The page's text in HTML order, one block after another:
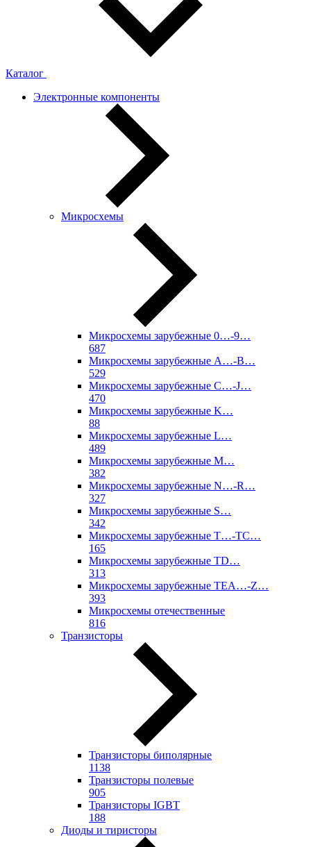
Каталог
Электронные компоненты
Микросхемы
Микросхемы зарубежные 0…-9…
687
Микросхемы зарубежные A…-B…
529
Микросхемы зарубежные C…-J…
470
Микросхемы зарубежные K…
88
Микросхемы зарубежные L…
489
Микросхемы зарубежные M…
382
Микросхемы зарубежные N…-R…
327
Микросхемы зарубежные S…
342
Микросхемы зарубежные T…-TC…
165
Микросхемы зарубежные TD…
313
Микросхемы зарубежные TEA…-Z…
393
Микросхемы отечественные
816
Транзисторы
Транзисторы биполярные
1138
Транзисторы полевые
905
Транзисторы IGBT
188
Диоды и тиристоры